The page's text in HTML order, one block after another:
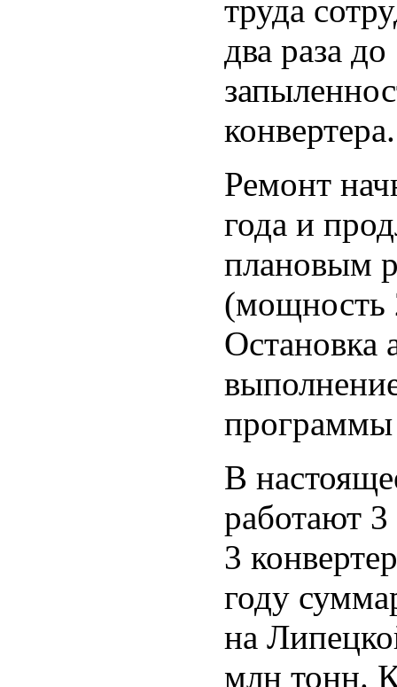
труда
два раза
конвертера.
Ремонт
года и
плановым
(мощность
Остановка
программы
В
работают
3
году
на
млн тонн.